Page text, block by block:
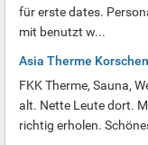
für erste dates.
mit benutzt w...
Asia Therme
FKK Therme, Sauna,
alt. Nette Leute dort.
richtig erholen.